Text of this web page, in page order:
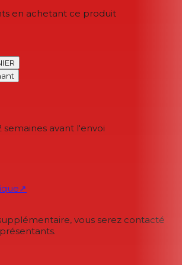
en achetant ce produit
semaines avant l'envoi
↗
vous serez contacté